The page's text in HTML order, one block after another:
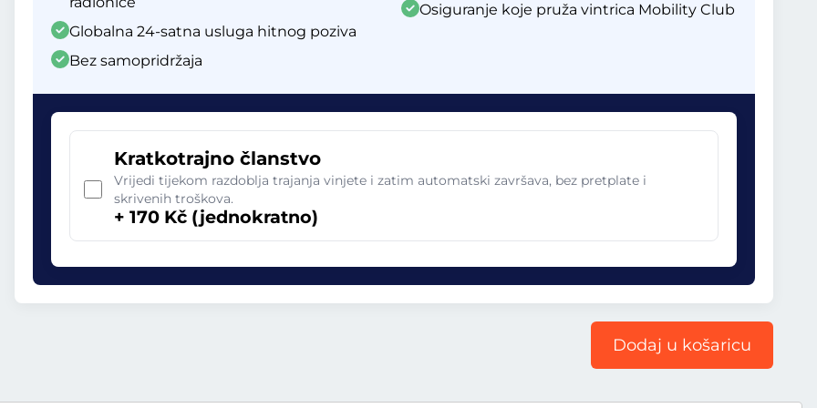
Globalna 24-satna usluga hitnog poziva
Bez samopridržaja
Osiguranje koje pruža vintrica Mobility Club
Kratkotrajno članstvo
Vrijedi tijekom razdoblja trajanja vinjete i zatim automatski završava, bez pretplate i
skrivenih troškova.
+ 170 Kč (jednokratno)
Dodaj u košaricu